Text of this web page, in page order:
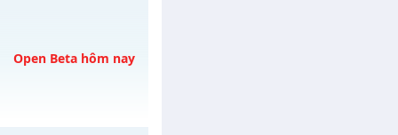
vào 08h
Open Beta hôm nay